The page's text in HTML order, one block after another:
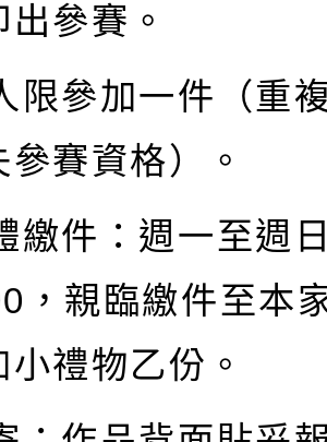
出參賽。
限參加一件（重
參賽資格）。
繳件：週一至週
，親臨繳件至本
禮物乙份。